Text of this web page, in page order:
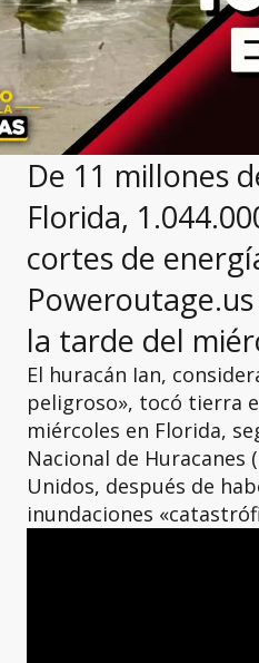
De 11 millones
Florida,
cortes de
la tarde del
El huracán Ian,
peligroso», tocó tierra
miércoles en Florida,
Nacional de Huracanes
Unidos, después de
inundaciones